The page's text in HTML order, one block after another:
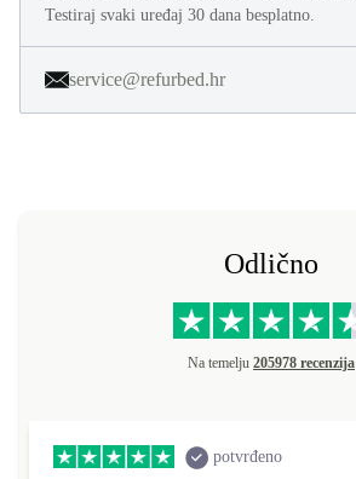
Testiraj svaki uređaj 30 dana besplatno.
service@refurbed.hr
Odlično
Na temelju 205978 recenzija
potvrđeno